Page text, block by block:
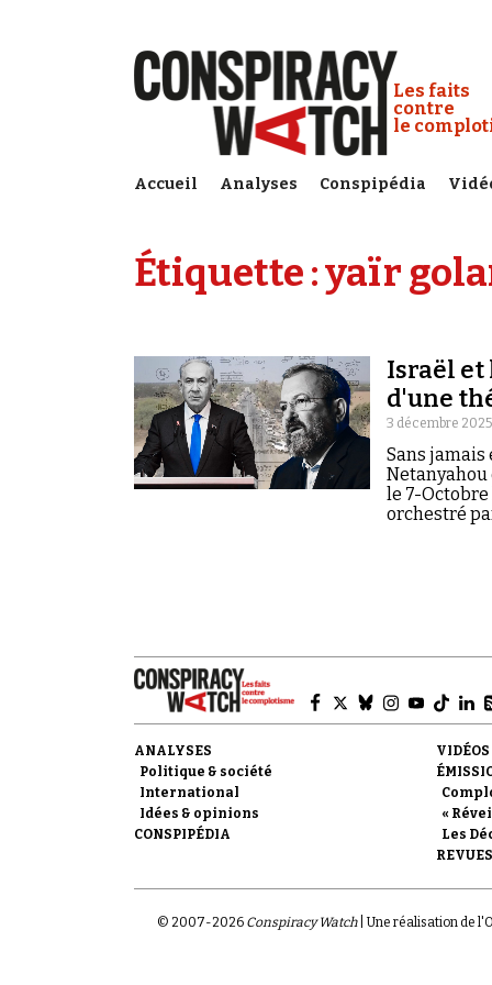
Conspiracy
Les faits
contre
le
Accueil Analyses Conspipédia
Étiquette :yaïr
Israël et
d'une
3 décembre 2025
Sans
le 7-
orchestré
ANALYSES
Politique & société
International
Idées & opinions
CONSPIPÉDIA
VIDÉOS
«
Les
© 2007-2026 Conspiracy Watch| Une réalisation de